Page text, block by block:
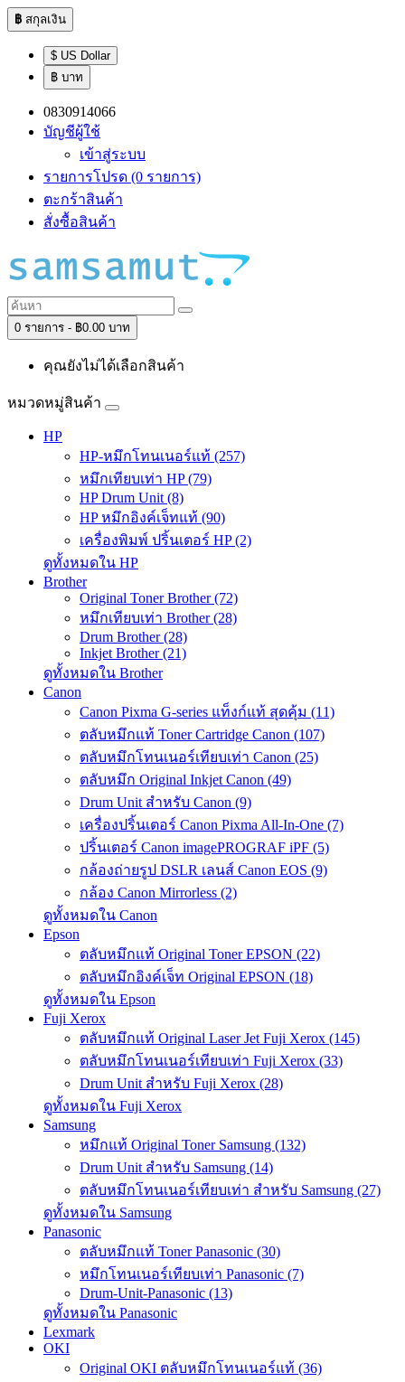
฿ สกุลเงิน
$ US Dollar
฿ บาท
0830914066
บัญชีผู้ใช้
เข้าสู่ระบบ
รายการโปรด (0 รายการ)
ตะกร้าสินค้า
สั่งซื้อสินค้า
0 รายการ - ฿0.00 บาท
คุณยังไม่ได้เลือกสินค้า
หมวดหมู่สินค้า
HP
HP-หมึกโทนเนอร์แท้ (257)
หมึกเทียบเท่า HP (79)
HP Drum Unit (8)
HP หมึกอิงค์เจ็ทแท้ (90)
เครื่องพิมพ์ ปริ้นเตอร์ HP (2)
ดูทั้งหมดใน HP
Brother
Original Toner Brother (72)
หมึกเทียบเท่า Brother (28)
Drum Brother (28)
Inkjet Brother (21)
ดูทั้งหมดใน Brother
Canon
Canon Pixma G-series แท็งก์แท้ สุดคุ้ม (11)
ตลับหมึกแท้ Toner Cartridge Canon (107)
ตลับหมึกโทนเนอร์เทียบเท่า Canon (25)
ตลับหมึก Original Inkjet Canon (49)
Drum Unit สำหรับ Canon (9)
เครื่องปริ้นเตอร์ Canon Pixma All-In-One (7)
ปริ้นเตอร์ Canon imagePROGRAF iPF (5)
กล้องถ่ายรูป DSLR เลนส์ Canon EOS (9)
กล้อง Canon Mirrorless (2)
ดูทั้งหมดใน Canon
Epson
ตลับหมึกแท้ Original Toner EPSON (22)
ตลับหมึกอิงค์เจ็ท Original EPSON (18)
ดูทั้งหมดใน Epson
Fuji Xerox
ตลับหมึกแท้ Original Laser Jet Fuji Xerox (145)
ตลับหมึกโทนเนอร์เทียบเท่า Fuji Xerox (33)
Drum Unit สำหรับ Fuji Xerox (28)
ดูทั้งหมดใน Fuji Xerox
Samsung
หมึกแท้ Original Toner Samsung (132)
Drum Unit สำหรับ Samsung (14)
ตลับหมึกโทนเนอร์เทียบเท่า สำหรับ Samsung (27)
ดูทั้งหมดใน Samsung
Panasonic
ตลับหมึกแท้ Toner Panasonic (30)
หมึกโทนเนอร์เทียบเท่า Panasonic (7)
Drum-Unit-Panasonic (13)
ดูทั้งหมดใน Panasonic
Lexmark
OKI
Original OKI ตลับหมึกโทนเนอร์แท้ (36)